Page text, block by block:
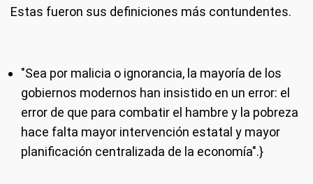
Estas fueron sus definiciones más contundentes.
"Sea por malicia o ignorancia, la mayoría de los
gobiernos modernos han insistido en un error: el
error de que para combatir el hambre y la pobreza
hace falta mayor intervención estatal y mayor
planificación centralizada de la economía".}